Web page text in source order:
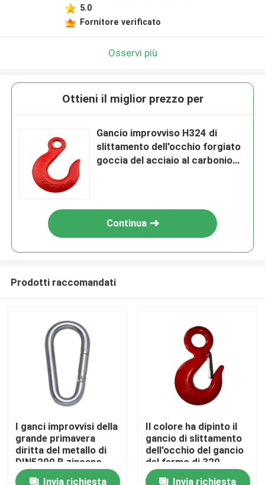
Chi siamo
Contatti
5.0
Fornitore verificato
Osservi più
Ottieni il miglior prezzo per
Gancio improvviso H324 di
slittamento dell'occhio forgiato
goccia del acciaio al carbonio
Continua
Prodotti raccomandati
I ganci improvvisi della
grande primavera
diritta del metallo di
DIN5299 B zincano
M12 placcato X 140
Invia richiesta
Il colore ha dipinto il
gancio di slittamento
dell'occhio del gancio
del fermo di 320
cavallotti con il fermo
Invia richiesta